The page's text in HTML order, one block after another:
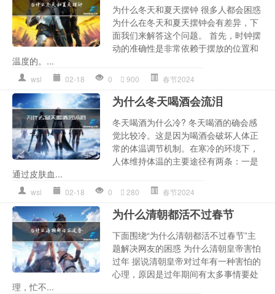
为什么冬天和夏天摆钟 很多人都会困惑
为什么在冬天和夏天摆钟会有差异，下
面我们来解答这个问题。 首先，时钟摆
动的准确性是非常依赖于摆放的位置和
温度的。...
wsl 02-18 0 900 春节2024
为什么冬天喝酒会流泪
冬天喝酒为什么冷? 冬天喝酒的确会感
觉比较冷。这是因为喝酒会破坏人体正
常的体温调节机制。在寒冷的环境下，
人体维持体温的主要途径有两条：一是
通过皮肤血...
wsl 02-18 0 280 春节2024
为什么清朝都活不过春节
下面围绕“为什么清朝都活不过春节”主
题解决网友的困惑 为什么清朝皇帝害怕
过年 据说清朝皇帝对过年有一种害怕的
心理，原因是过年期间有太多事情要处
理，忙不...